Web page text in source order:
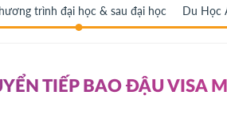
trình đại học & sau đại học Du Học
TIẾP BAO ĐẬU VISA